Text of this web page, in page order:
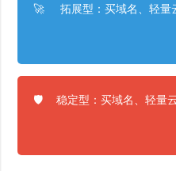
🚀
拓展型：买域名、轻量
🛡️
稳定型：买域名、轻量